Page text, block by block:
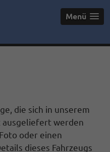
Menü
die sich in unserem
werden
oder einen
dieses Fahrzeugs